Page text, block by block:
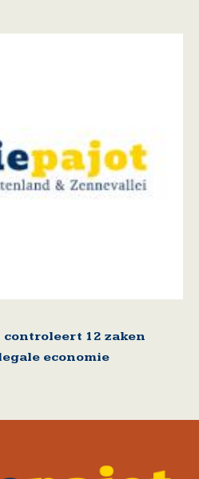
controleert 12 zaken
economie